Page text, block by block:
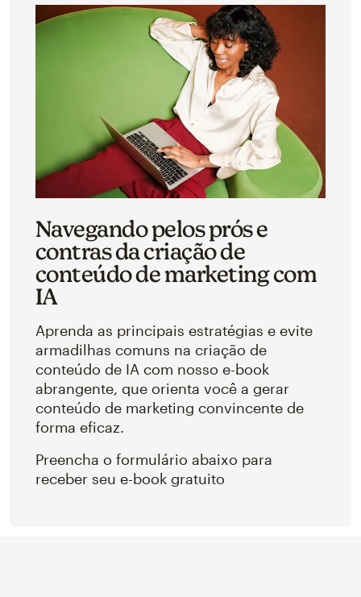
Navegando pelos prós e
contras da criação de
conteúdo de marketing com
IA
Aprenda as principais estratégias e evite
armadilhas comuns na criação de
conteúdo de IA com nosso e-book
abrangente, que orienta você a gerar
conteúdo de marketing convincente de
forma eficaz.
Preencha o formulário abaixo para
receber seu e-book gratuito